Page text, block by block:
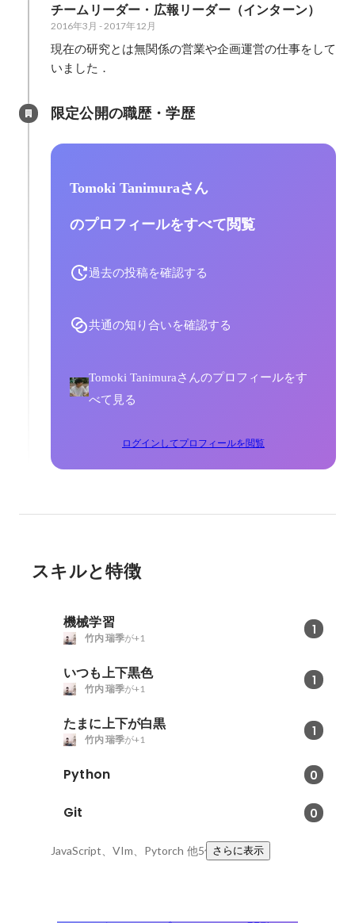
チームリーダー・広報リーダー（インターン）
2016年3月 -2017年12月
現在の研究とは無関係の営業や企画運営の仕事をして
いました．
限定公開の職歴・学歴
Tomoki Tanimuraさん
のプロフィールをすべて閲覧
過去の投稿を確認する
共通の知り合いを確認する
Tomoki Tanimuraさんのプロフィールをす
べて見る
ログインしてプロフィールを閲覧
スキルと特徴
機械学習 1
竹内 瑞季が+1
いつも上下黒色 1
竹内 瑞季が+1
たまに上下が白黒 1
竹内 瑞季が+1
Python 0
Git 0
JavaScript、VIm、Pytorch 他5件さらに表示